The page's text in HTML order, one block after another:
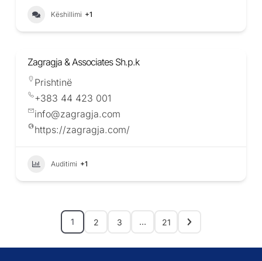
Këshillimi +1
Zagragja & Associates Sh.p.k
Prishtinë
+383 44 423 001
info@zagragja.com
https://zagragja.com/
Auditimi +1
1 2 3 … 21